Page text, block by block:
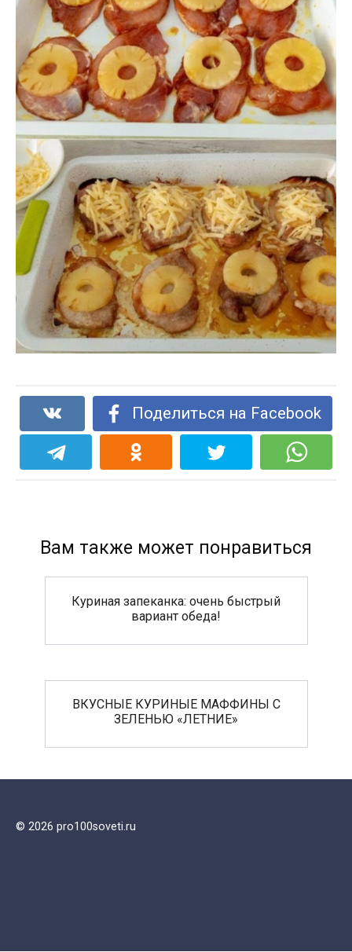
Поделиться на Facebook
Вам также может понравиться
Куриная запеканка: очень быстрый
вариант обеда!
ВКУСНЫЕ КУРИНЫЕ МАФФИНЫ С
ЗЕЛЕНЬЮ «ЛЕТНИЕ»
© 2026 pro100soveti.ru